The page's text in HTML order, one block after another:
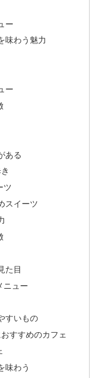
ー
味わう魅力
ー
ある
ツ
スイーツ
た目
ニュー
すいもの
すすめのカフェ
味わう